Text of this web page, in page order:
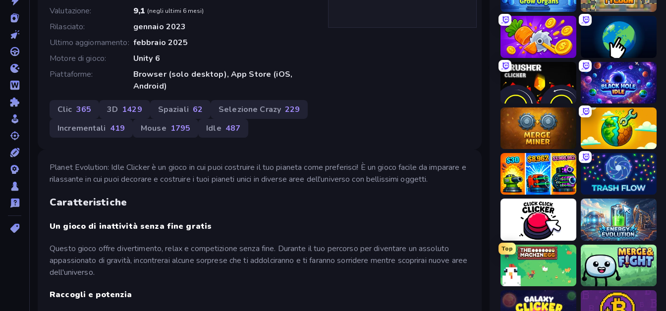
Valutazione
9,1 (negli ultimi 6 mesi)
Rilasciato
gennaio 2023
Ultimo aggiornamento febbraio 2025
Motore di gioco
Unity 6
Piattaforme
Browser (solo desktop), App Store (iOS,
Android)
Clic 365 3D 1429 Spaziali 62 Selezione Crazy 229
Incrementali 419 Mouse 1795 Idle 487
Planet Evolution: Idle Clicker è un gioco in cui puoi costruire il tuo pianeta come preferisci! È un gioco facile da imparare e
rilassante in cui puoi decorare e costruire i tuoi pianeti unici in diverse aree dell'universo con bellissimi oggetti.
Caratteristiche
Un gioco di inattività senza fine gratis
Questo gioco offre divertimento, relax e competizione senza fine. Durante il tuo percorso per diventare un assoluto
appassionato di gravità, incontrerai alcune sorprese che ti addolciranno e ti faranno sorridere mentre scoprirai nuove aree
dell'universo.
Raccogli e potenzia
Human Clicker: Grow Organs Leek Factory Tycoon
Farm Ring Idle Planet Clicker 2
Crusher Clicker Black Hole Idle
Merge Miner Land Explorers: Merge & Build
Pumpkin Defense: Merge Cannon Trash Flow
Click Click Clicker Energy Evolution
Top
The MachinEGG Merge & Fight